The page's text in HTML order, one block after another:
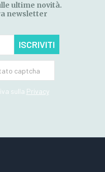
ultime novità.
newsletter
ISCRIVITI
sulla Privacy